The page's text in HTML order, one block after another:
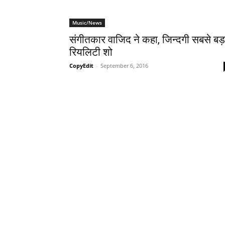
Music/News
संगीतकार वाजिद ने कहा, जिन्‍दगी सबसे
रियलिटी शो
CopyEdit - September 6, 2016